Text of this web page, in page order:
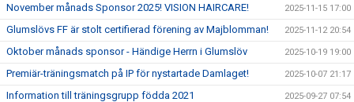
November månads Sponsor 2025! VISION HAIRCARE! 2025-11-15 17:00
Glumslövs FF är stolt certifierad förening av Majblomman! 2025-11-12 20:54
Oktober månads sponsor - Händige Herrn i Glumslöv 2025-10-19 19:00
Premiär-träningsmatch på IP för nystartade Damlaget! 2025-10-07 21:17
Information till träningsgrupp födda 2021 2025-09-27 07:54